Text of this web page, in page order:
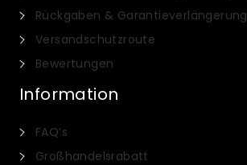
Rückgaben & Garantieverlängerung
Versandschutzroute
Bewertungen
Information
FAQ’s
Großhandelsrabatt